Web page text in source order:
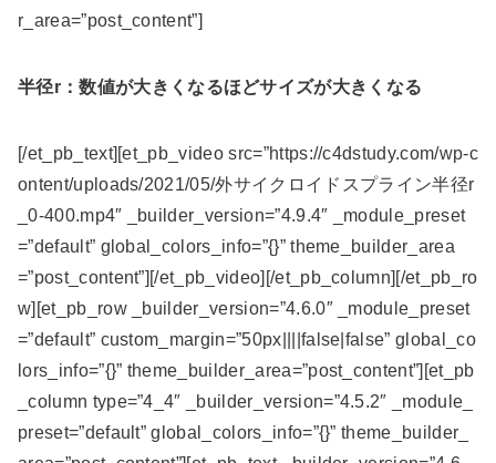
r_area=”post_content”]
半径r：数値が大きくなるほどサイズが大きくなる
[/et_pb_text][et_pb_video src=”https://c4dstudy.com/wp-c
ontent/uploads/2021/05/外サイクロイドスプライン半径r
_0-400.mp4″ _builder_version=”4.9.4″ _module_preset
=”default” global_colors_info=”{}” theme_builder_area
=”post_content”][/et_pb_video][/et_pb_column][/et_pb_ro
w][et_pb_row _builder_version=”4.6.0″ _module_preset
=”default” custom_margin=”50px||||false|false” global_co
lors_info=”{}” theme_builder_area=”post_content”][et_pb
_column type=”4_4″ _builder_version=”4.5.2″ _module_
preset=”default” global_colors_info=”{}” theme_builder_